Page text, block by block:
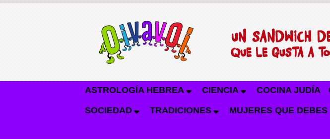
ASTROLOGÍA HEBREA CIENCIA COCINA JUDÍA
SOCIEDAD TRADICIONES MUJERES QUE